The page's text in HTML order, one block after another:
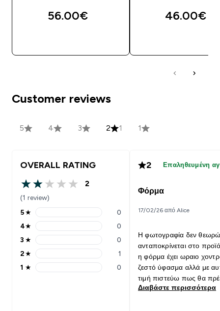
56.00€‎ 46.00€‎
Customer reviews
5 4 3 2 1 1
OVERALL RATING
2 out of 5 stars
2
(1 review)
5 stars rating 0 reviews
5★ 0
4 stars rating 0 reviews
4★ 0
3 stars rating 0 reviews
3 ★ 0
2 stars rating 1 reviews
2★ 1
1 stars rating 0 reviews
1 ★ 0
2 Επαληθευμένη
Φόρμα
17/02/26 από Alice
Η φωτογραφία δεν
ανταποκρίνεται στο
η φόρμα έχει ωραιο
ζεστό ύφασμα αλλά με
τιμή πιστεύω πως θα
έχει δοθεί η απαραίτητη
Διαβάστε περισσότερα